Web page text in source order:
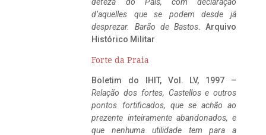
d’aquelles que se podem desde já
desprezar. Barão de Bastos. Arquivo
Histórico Militar
Forte da Praia
Boletim do IHIT, Vol. LV, 1997 –
Relação dos fortes, Castellos e outros
pontos fortificados, que se achão ao
prezente inteiramente abandonados, e
que nenhuma utilidade tem para a